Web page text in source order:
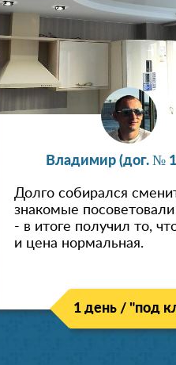
Владимир (дог. №
Долго собирался
знакомые
- в итоге получил то,
и цена нормальная.
1 день / "под